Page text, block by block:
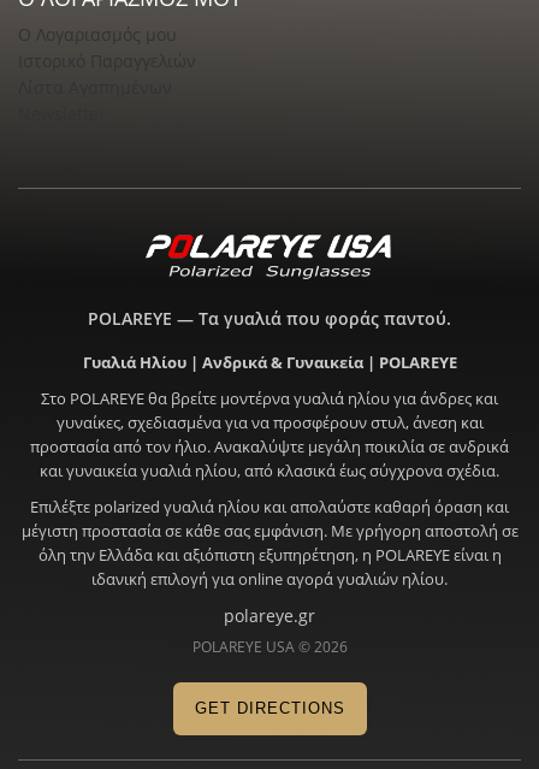
Ο Λογαριασμός μου
Ιστορικό Παραγγελιών
POLAREYE — Τα γυαλιά που φοράς παντού.
Γυαλιά Ηλίου | Ανδρικά & Γυναικεία | POLAREYE
Στο POLAREYE θα βρείτε μοντέρνα γυαλιά ηλίου για άνδρες και
γυναίκες, σχεδιασμένα για να προσφέρουν στυλ, άνεση και
προστασία από τον ήλιο. Ανακαλύψτε μεγάλη ποικιλία σε ανδρικά
και γυναικεία γυαλιά ηλίου, από κλασικά έως σύγχρονα σχέδια.
Επιλέξτε polarized γυαλιά ηλίου και απολαύστε καθαρή όραση και
μέγιστη προστασία σε κάθε σας εμφάνιση. Με γρήγορη αποστολή σε
όλη την Ελλάδα και αξιόπιστη εξυπηρέτηση, η POLAREYE είναι η
ιδανική επιλογή για online αγορά γυαλιών ηλίου.
polareye.gr
POLAREYE USA © 2026
GET DIRECTIONS